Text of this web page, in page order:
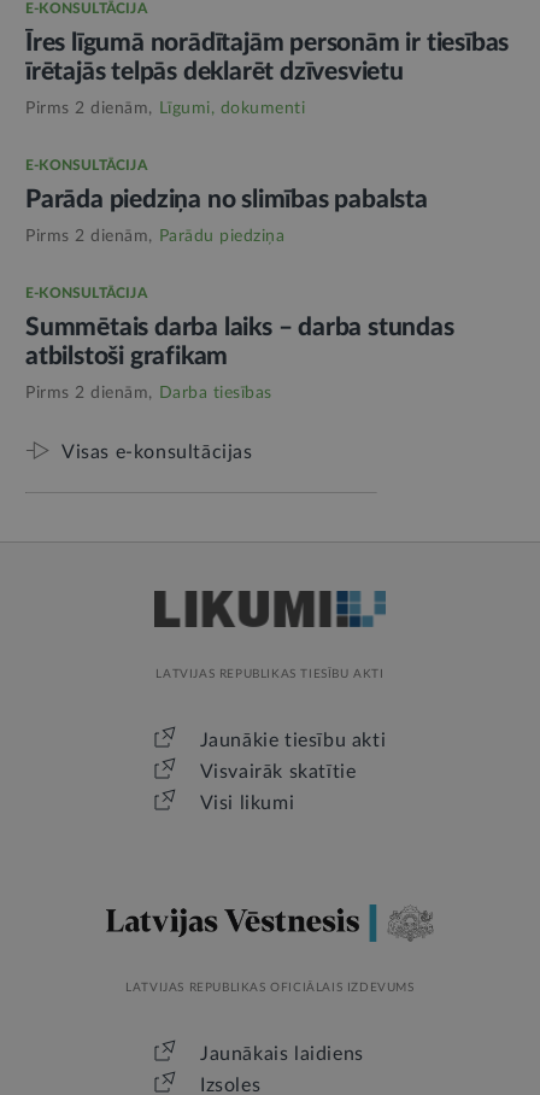
E-KONSULTĀCIJA
Īres līgumā norādītajām personām ir tiesības
īrētajās telpās deklarēt dzīvesvietu
Pirms 2 dienām, Līgumi, dokumenti
E-KONSULTĀCIJA
Parāda piedziņa no slimības pabalsta
Pirms 2 dienām, Parādu piedziņa
E-KONSULTĀCIJA
Summētais darba laiks – darba stundas
atbilstoši grafikam
Pirms 2 dienām, Darba tiesības
Visas e-konsultācijas
LATVIJAS REPUBLIKAS TIESĪBU AKTI
Jaunākie tiesību akti
Visvairāk skatītie
Visi likumi
LATVIJAS REPUBLIKAS OFICIĀLAIS IZDEVUMS
Jaunākais laidiens
Izsoles